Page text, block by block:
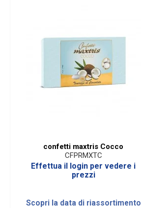
confetti maxtris Cocco
CFPRMXTC
Effettua il login per vedere i
prezzi
Scopri la data di riassortimento